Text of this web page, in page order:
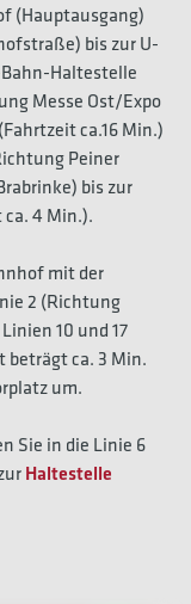
(Hauptausgang)
bis zur U-
Haltestelle
Messe Ost/Expo
ca.16 Min.)
Peiner
bis zur
4 Min.).
mit der
2 (Richtung
10 und 17
ca. 3 Min.
um.
Sie in die Linie 6
Haltestelle